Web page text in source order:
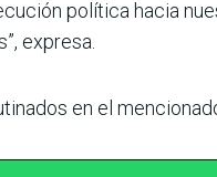
política hacia
expresa.
en el